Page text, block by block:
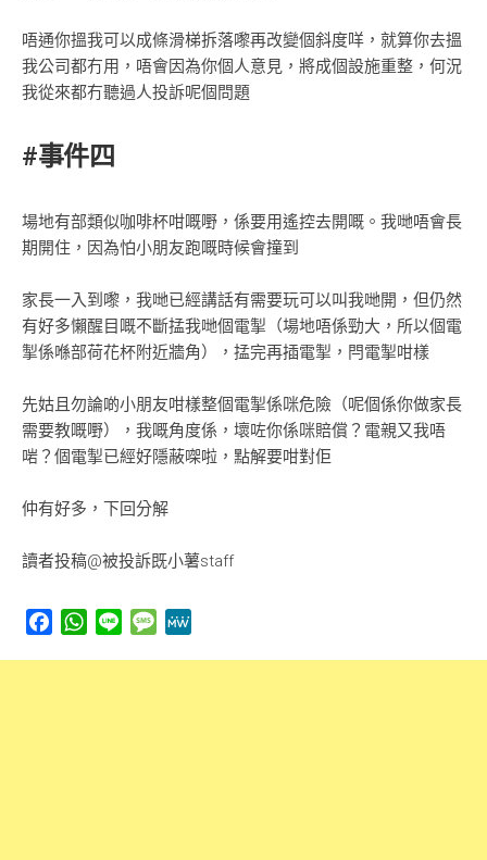
唔通你搵我可以成條滑梯拆落嚟再改變個斜度咩，就算你去搵
我‎公司都冇用，唔會因為你個人意見，將成個設施重整，何況
我從來都冇聽過人投訴呢個問題
#事件四
場地有部類似咖啡杯咁嘅嘢，係要用遙控去開嘅。我哋唔會長
期開住，因為怕小朋友跑嘅時候會撞到
家長一入到嚟，我哋已經講話有需要玩可以叫我哋開，但仍然
有好多懶醒目嘅不斷掹我哋個電掣（場地唔係勁大，所以個電
掣係喺部荷花杯附近牆角），掹完再插電掣，閂電掣咁樣
先姑且勿論啲小朋友咁樣整個電掣係咪危險（呢個係你做家長
需要教嘅嘢），我嘅角度係，壞咗你係咪賠償？電親又我唔
啱？個電掣已經好隱蔽㗎啦，點解要咁對佢
仲有好多，下回分解
讀者投稿@被投訴既小薯staff
FacebookWhatsApp
Line Message